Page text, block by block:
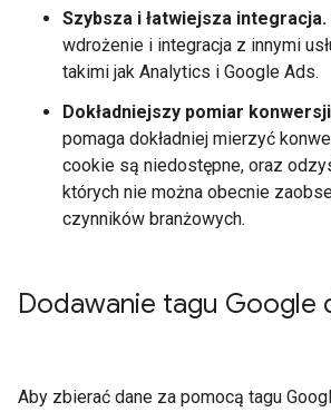
Szybsza i łatwiejsza integracja.
wdrożenie i integracja z innymi
takimi jak Analytics i Google Ads.
Dokładniejszy pomiar
pomaga dokładniej mierzyć
cookie są niedostępne, oraz
których nie można obecnie
czynników branżowych.
Dodawanie tagu Google
Aby zbierać dane za pomocą tagu